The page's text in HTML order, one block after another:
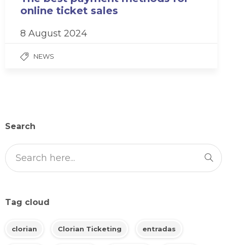
online ticket sales
8 August 2024
NEWS
Search
Tag cloud
clorian Clorian Ticketing entradas